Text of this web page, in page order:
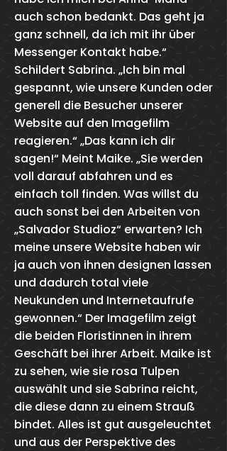
auch schon bedankt. Das geht ja
ganz schnell, da ich mit ihr über
Messenger Kontakt habe.“
Schildert Sabrina. „Ich bin mal
gespannt, wie unsere Kunden oder
generell die Besucher unserer
Website auf den Imagefilm
reagieren.“ „Das kann ich dir
sagen!“ Meint Maike. „Sie werden
voll darauf abfahren und es
einfach toll finden. Was willst du
auch sonst bei den Arbeiten von
„Salvador Studioz“ erwarten? Ich
meine unsere Website haben wir
ja auch von ihnen designen lassen
und dadurch total viele
Neukunden und Internetaufrufe
gewonnen.“ Der Imagefilm zeigt
die beiden Floristinnen in ihrem
Geschäft bei ihrer Arbeit. Maike ist
zu sehen, wie sie rosa Tulpen
auswählt und sie Sabrina reicht,
die diese dann zu einem Strauß
bindet. Alles ist gut ausgeleuchtet
und aus der Perspektive des